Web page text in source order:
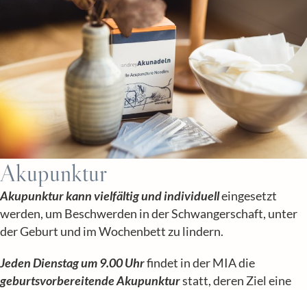
Akupunktur
Akupunktur kann vielfältig und individuelleingesetzt
werden, um Beschwerden in der Schwangerschaft, unter
der Geburt und im Wochenbett zu lindern.
Jeden Dienstag um 9.00 Uhrfindet in der MIA die
geburtsvorbereitende Akupunkturstatt, deren Ziel eine